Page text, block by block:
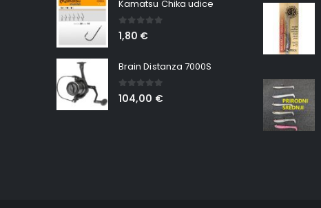
Kamatsu Chika udice
0 out of 5
1,80 €
Brain Distanza 7000S
0out of 5
104,00 €